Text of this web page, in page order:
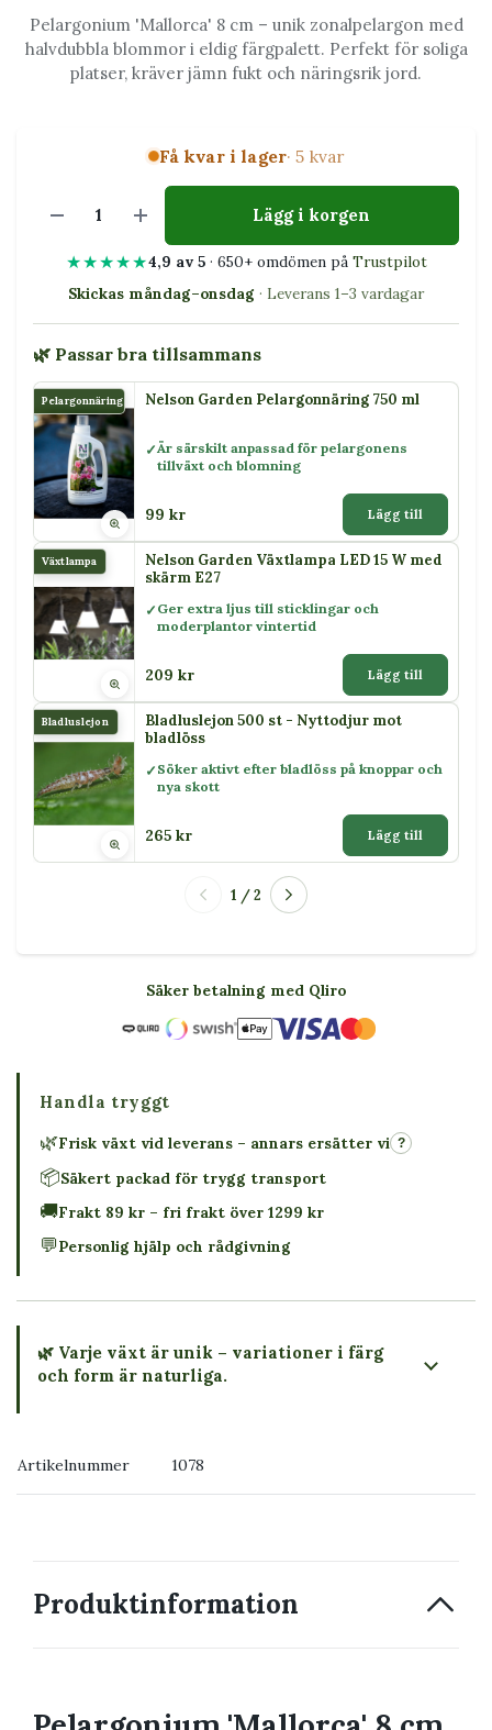
Pelargonium 'Mallorca' 8 cm – unik zonalpelargon med
halvdubbla blommor i eldig färgpalett. Perfekt för soliga
platser, kräver jämn fukt och näringsrik jord.
Få kvar i lager· 5 kvar
Lägg i korgen
★★★★★4,9 av 5· 650+ omdömen på Trustpilot
Skickas måndag–onsdag · Leverans 1–3 vardagar
🌿 Passar bra tillsammans
Pelargonnäring Nelson Garden Pelargonnäring 750 ml
Är särskilt anpassad för pelargonens
tillväxt och blomning
99 kr Lägg till
Växtlampa
Nelson Garden Växtlampa LED 15 W med
skärm E27
Ger extra ljus till sticklingar och
moderplantor vintertid
209 kr Lägg till
Bladluslejon
Bladluslejon 500 st - Nyttodjur mot
bladlöss
Söker aktivt efter bladlöss på knoppar och
nya skott
265 kr Lägg till
1 / 2
Säker betalning med Qliro
Handla tryggt
🌿Frisk växt vid leverans – annars ersätter vi ?
📦Säkert packad för trygg transport
🚚Frakt 89 kr – fri frakt över 1299 kr
💬Personlig hjälp och rådgivning
🌿 Varje växt är unik – variationer i färg
och form är naturliga.
Artikelnummer 1078
Produktinformation